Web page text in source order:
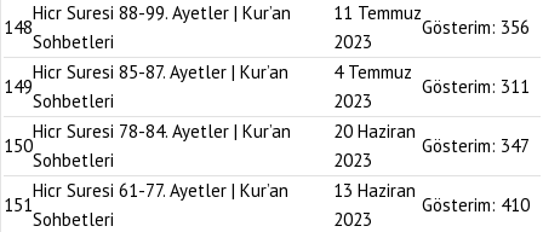
148
Hicr Suresi 88-99. Ayetler | Kur’an
Sohbetleri
11 Temmuz
2023
Gösterim: 356
149
Hicr Suresi 85-87. Ayetler | Kur’an
Sohbetleri
4 Temmuz
2023
Gösterim: 311
150
Hicr Suresi 78-84. Ayetler | Kur’an
Sohbetleri
20 Haziran
2023
Gösterim: 347
151
Hicr Suresi 61-77. Ayetler | Kur’an
Sohbetleri
13 Haziran
2023
Gösterim: 410